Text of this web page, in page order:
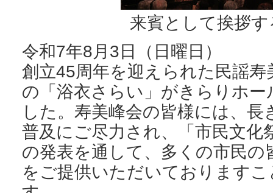
来賓として挨拶
令和7年8月3日（日曜日）
創立45周年を迎えられた民謡
の「浴衣さらい」がきらりホ
した。寿美峰会の皆様には、
普及にご尽力され、「市民文化
の発表を通して、多くの市民
をご提供いただいております